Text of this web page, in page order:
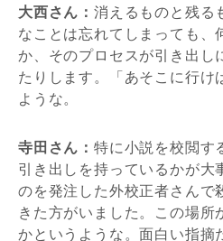
大西さん： 消えるものと残る
なことは忘れてしまっても、
か、そのプロセスが引き出し
たりします。「あそこに行け
ような。
寺田さん： 特に小説を校閲す
引き出しを持っているかが大
のを発注した外校正者さんで
きた方がいました。この場所
かというような。面白い指摘